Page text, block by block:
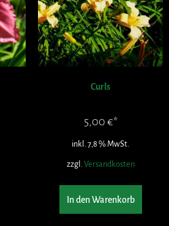
Curls
5,00 €
inkl. 7,8 % MwSt.
zzgl. Versandkosten
In den Warenkorb